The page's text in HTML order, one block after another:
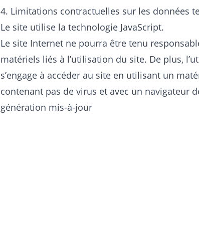
4. Limitations contractuelles sur les données
Le site utilise la technologie JavaScript.
Le site Internet ne pourra être tenu
matériels liés à l’utilisation du site. De plus,
s’engage à accéder au site en utilisant un
contenant pas de virus et avec un navigateur
génération mis-à-jour